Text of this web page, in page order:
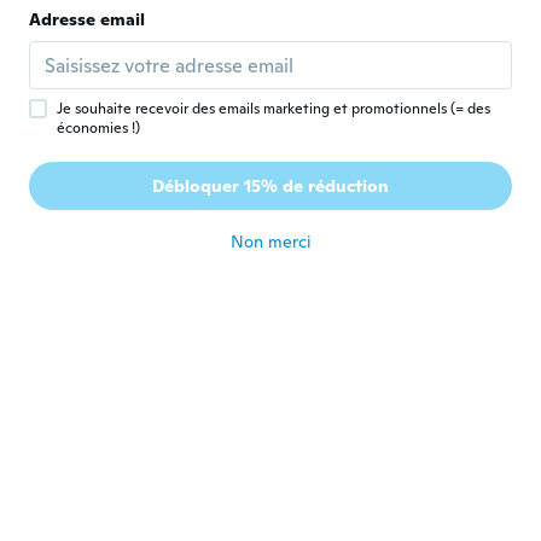
V Vicky
Inscrit depuis 2016 · 22
Basuny
Inscrit depuis 2016 · 84 avis
Adresse email
Je souhaite recevoir des emails marketing et promotionnels (= des
économies !)
Débloquer 15% de réduction
Non merci